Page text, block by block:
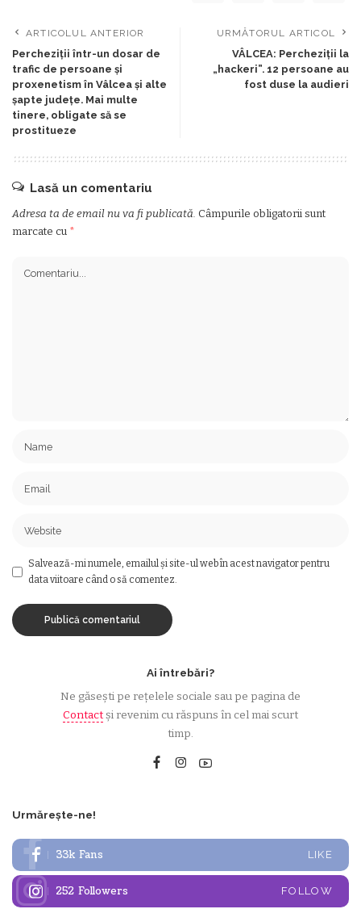
ARTICOLUL ANTERIOR
Percheziţii într-un dosar de
trafic de persoane şi
proxenetism în Vâlcea și alte
șapte județe. Mai multe
tinere, obligate să se
prostitueze
URMĂTORUL ARTICOL
VÂLCEA: Percheziții la
„hackeri”. 12 persoane au
fost duse la audieri
Lasă un comentariu
Adresa ta de email nu va fi publicată. Câmpurile obligatorii sunt
marcate cu *
Salvează-mi numele, emailul și site-ul web în acest navigator pentru
data viitoare când o să comentez.
Ai întrebări?
Ne găsești pe rețelele sociale sau pe pagina de
Contactși revenim cu răspuns în cel mai scurt
timp.
Urmărește-ne!
33k Fans LIKE
252 Followers FOLLOW